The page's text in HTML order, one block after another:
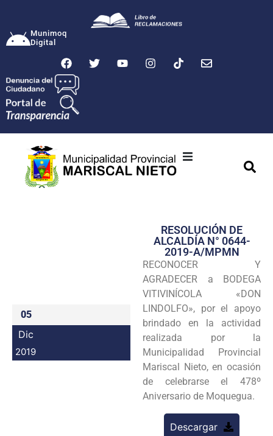
Munimoq
Digital
Transparencia
Seguridad
Programas
Intranet
05
Dic
2019
RESOLUCIÓN DE
ALCALDÍA N° 0644-
2019-A/MPMN
RECONOCER Y
AGRADECER a BODEGA
VITIVINÍCOLA «DON
LINDOLFO», por el apoyo
brindado en la actividad
realizada por la
Municipalidad Provincial
Mariscal Nieto, en ocasión
de celebrarse el 478º
Aniversario de Moquegua.
Descargar